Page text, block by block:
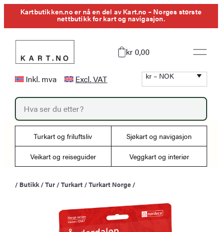
HoppKartbutikken.no er nå en del av Kart.no – Norges største
nettbutikk for kart og navigasjon.
kr 0,00
Inkl. mva Excl. VAT kr – NOK
P
o
d
t
r
Turkart og friluftsliv Sjøkart og navigasjon
Veikart og reiseguider Veggkart og interiør
/ Butikk /Tur /Turkart /Turkart Norge /